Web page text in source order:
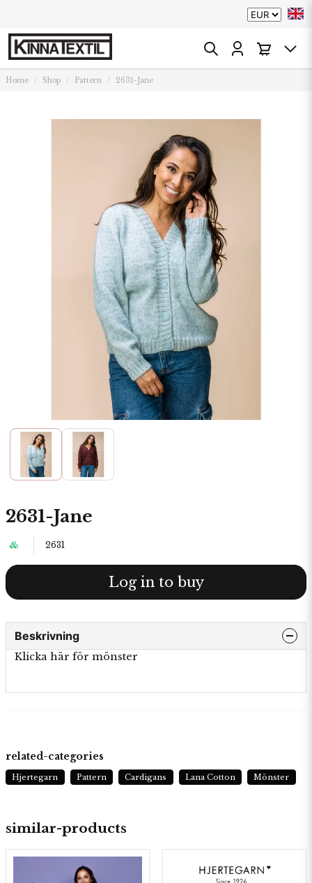
Home Shop Pattern 2631-Jane
2631-Jane
2631
Log in to buy
Beskrivning
Klicka här för mönster
similar-products
related-categories
Hjertegarn Pattern Cardigans Lana Cotton Mönster